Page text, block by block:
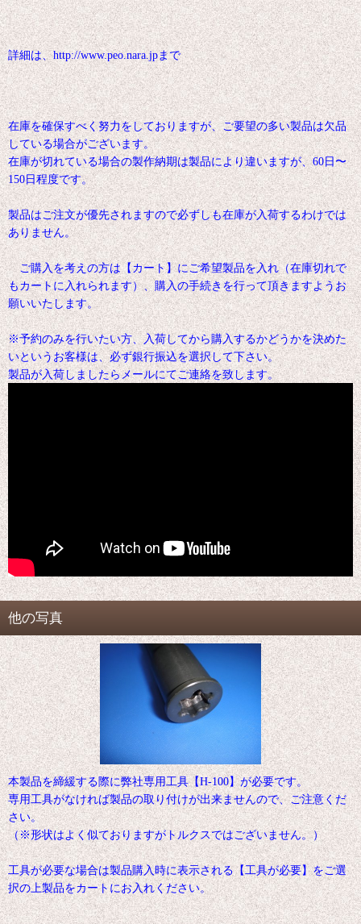
詳細は、http://www.peo.nara.jpまで
在庫を確保すべく努力をしておりますが、ご要望の多い製品は欠品
している場合がございます。
在庫が切れている場合の製作納期は製品により違いますが、60日〜
150日程度です。
製品はご注文が優先されますので必ずしも在庫が入荷するわけでは
ありません。
ご購入を考えの方は【カート】にご希望製品を入れ（在庫切れで
もカートに入れられます）、購入の手続きを行って頂きますようお
願いいたします。
※予約のみを行いたい方、入荷してから購入するかどうかを決めた
いというお客様は、必ず銀行振込を選択して下さい。
製品が入荷しましたらメールにてご連絡を致します。
他の写真
本製品を締緩する際に弊社専用工具【H-100】が必要です。
専用工具がなければ製品の取り付けが出来ませんので、ご注意くだ
さい。
（※形状はよく似ておりますがトルクスではございません。）
工具が必要な場合は製品購入時に表示される【工具が必要】をご選
択の上製品をカートにお入れください。